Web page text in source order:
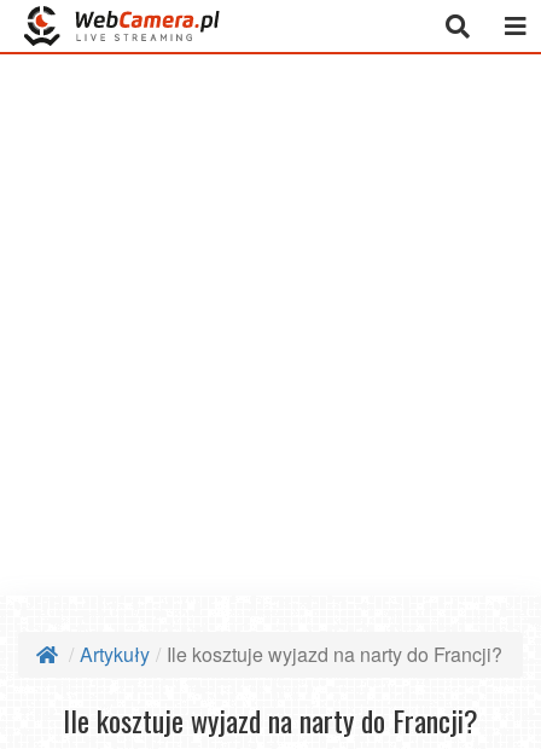
Artykuły Ile kosztuje wyjazd na narty do Francji?
Ile kosztuje wyjazd na narty do Francji?